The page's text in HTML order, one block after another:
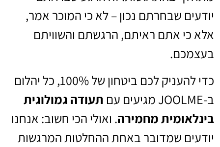
יודעים שבחרתם נכון – לא כי המוכר אמר,
אלא כי אתם ראיתם, הרגשתם והשוויתם
בעצמכם.
כדי להעניק לכם ביטחון של 100%, כל יהלום
ב-JOOLME מגיעים עם
תעודה גמולוגית
בינלאומית מחמירה. ואולי הכי חשוב: אנחנו
יודעים שמדובר באחת ההחלטות המרגשות